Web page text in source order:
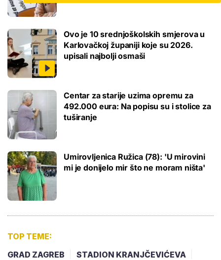
Ovo je 10 srednjoškolskih smjerova u
Karlovačkoj županiji koje su 2026.
upisali najbolji osmaši
Centar za starije uzima opremu za
492.000 eura: Na popisu su i stolice za
tuširanje
Umirovljenica Ružica (78): 'U mirovini
mi je donijelo mir što ne moram ništa'
TOP TEME:
GRAD ZAGREB
STADION KRANJČEVIĆEVA